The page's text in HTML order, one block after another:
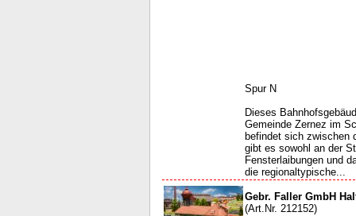
Spur N
Dieses
Gemeinde Zernez im
befindet sich zwischen
gibt es sowohl an der
Fensterlaibungen und
die regionaltypische...
Gebr. Faller GmbH
(Art.Nr. 212152)